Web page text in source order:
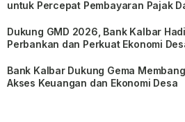
untuk Percepat Pembayaran Pajak
Dukung GMD 2026, Bank Kalbar
Perbankan dan Perkuat Ekonomi
Bank Kalbar Dukung Gema
Akses Keuangan dan Ekonomi Desa